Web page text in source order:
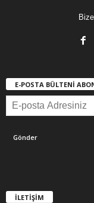
E-POSTA BÜLTENİ
İLETİŞİM